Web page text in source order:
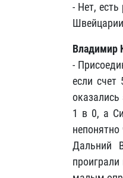
- Нет,
Владимир
-
если
1 в 0, а
Дальний